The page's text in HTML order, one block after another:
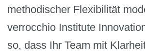
methodischer Flexibilität
verrocchio Institute
so, dass Ihr Team mit